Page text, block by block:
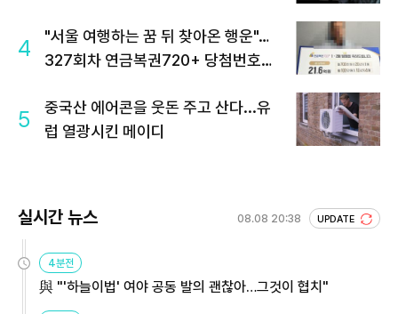
4
"서울 여행하는 꿈 뒤 찾아온 행운"…
327회차 연금복권720+ 당첨번호조
5
중국산 에어콘을 웃돈 주고 산다...유
럽 열광시킨 메이디
실시간 뉴스 08.08 20:38 UPDATE
4분전
與 "'하늘이법' 여야 공동 발의 괜찮아…그것이 협치"